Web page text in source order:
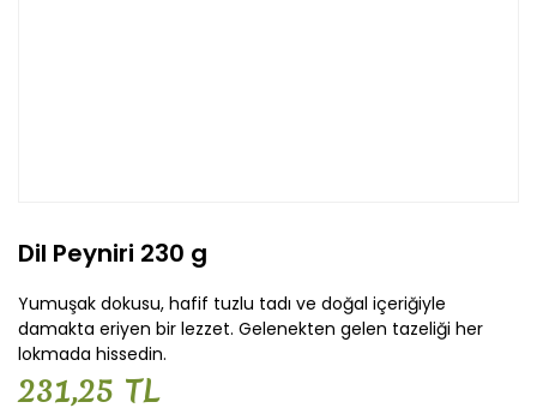
Dil Peyniri 230 g
Yumuşak dokusu, hafif tuzlu tadı ve doğal içeriğiyle
damakta eriyen bir lezzet. Gelenekten gelen tazeliği her
lokmada hissedin.
231,25 TL